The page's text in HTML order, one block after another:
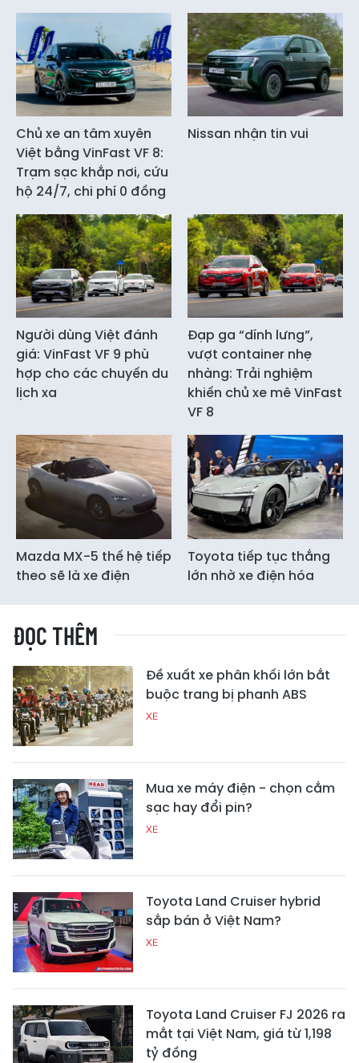
Chủ xe an tâm xuyên
Việt bằng VinFast VF 8:
Trạm sạc khắp nơi, cứu
hộ 24/7, chi phí 0 đồng
Nissan nhận tin vui
Người dùng Việt đánh
giá: VinFast VF 9 phù
hợp cho các chuyến du
lịch xa
Đạp ga “dính lưng”,
vượt container nhẹ
nhàng: Trải nghiệm
khiến chủ xe mê VinFast
VF 8
Mazda MX-5 thế hệ tiếp
theo sẽ là xe điện
Toyota tiếp tục thắng
lớn nhờ xe điện hóa
ĐỌC THÊM
Đề xuất xe phân khối lớn bắt
buộc trang bị phanh ABS
XE
Mua xe máy điện - chọn cắm
sạc hay đổi pin?
XE
Toyota Land Cruiser hybrid
sắp bán ở Việt Nam?
XE
Toyota Land Cruiser FJ 2026 ra
mắt tại Việt Nam, giá từ 1,198
tỷ đồng